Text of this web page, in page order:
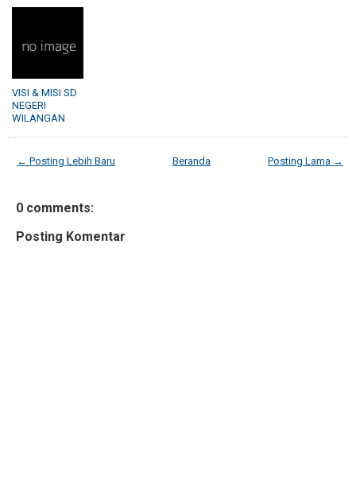
VISI & MISI SD
NEGERI
WILANGAN
← Posting Lebih Baru Posting Lama →
Beranda
0 comments:
Posting Komentar